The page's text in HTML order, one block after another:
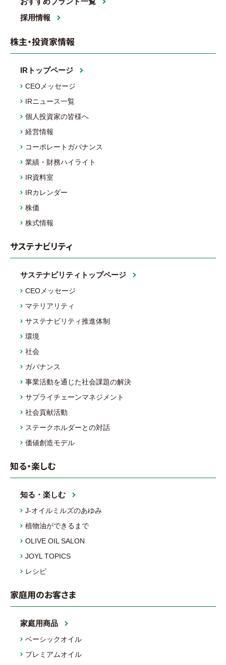
採用情報
株主・投資家情報
IRトップページ
CEOメッセージ
IRニュース一覧
個人投資家の皆様へ
経営情報
コーポレートガバナンス
業績・財務ハイライト
IR資料室
IRカレンダー
株価
株式情報
サステナビリティ
サステナビリティトップページ
CEOメッセージ
マテリアリティ
サステナビリティ推進体制
環境
社会
ガバナンス
事業活動を通じた社会課題の解決
サプライチェーンマネジメント
社会貢献活動
ステークホルダーとの対話
価値創造モデル
知る・楽しむ
知る・楽しむ
J-オイルミルズのあゆみ
植物油ができるまで
OLIVE OIL SALON
JOYL TOPICS
レシピ
家庭用のお客さま
家庭用商品
ベーシックオイル
プレミアムオイル